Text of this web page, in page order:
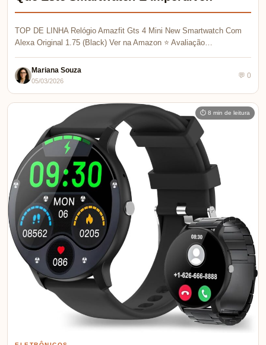
ELETRÔNICOS
Review Amazfit GTS 4 Mini: Descubra Por
Que Este Smartwatch É Imperdível!
TOP DE LINHA Relógio Amazfit Gts 4 Mini New Smartwatch Com
Alexa Original 1.75 (Black) Ver na Amazon ⭐ Avaliação…
💬 0